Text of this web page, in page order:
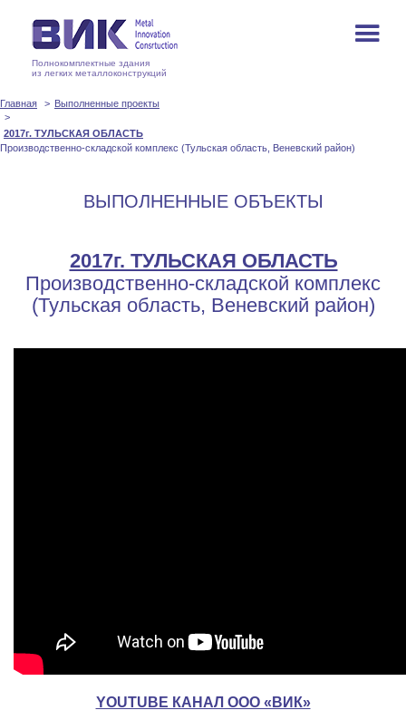
Полнокомплектные здания
из легких металлоконструкций
Главная Выполненные проекты
2017г. ТУЛЬСКАЯ ОБЛАСТЬ
Производственно-складской комплекс (Тульская область, Веневский район)
ВЫПОЛНЕННЫЕ ОБЪЕКТЫ
2017г. ТУЛЬСКАЯ ОБЛАСТЬ
Производственно-складской комплекс
(Тульская область, Веневский район)
YOUTUBE КАНАЛ ООО «ВИК»